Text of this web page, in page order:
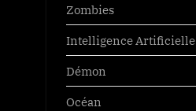
Zombies
Intelligence Artificielle
Démon
Océan